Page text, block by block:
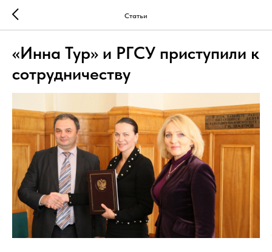
Статьи
«Инна Тур» и РГСУ приступили к
сотрудничеству